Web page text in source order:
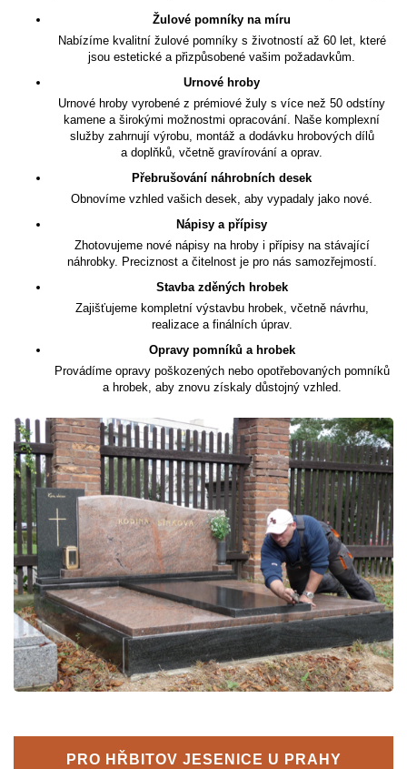
Žulové pomníky na míru
Nabízíme kvalitní žulové pomníky s životností až 60 let, které
jsou estetické a přizpůsobené vašim požadavkům.
Urnové hroby
Urnové hroby vyrobené z prémiové žuly s více než 50 odstíny
kamene a širokými možnostmi opracování. Naše komplexní
služby zahrnují výrobu, montáž a dodávku hrobových dílů
a doplňků, včetně gravírování a oprav.
Přebrušování náhrobních desek
Obnovíme vzhled vašich desek, aby vypadaly jako nové.
Nápisy a přípisy
Zhotovujeme nové nápisy na hroby i přípisy na stávající
náhrobky. Preciznost a čitelnost je pro nás samozřejmostí.
Stavba zděných hrobek
Zajišťujeme kompletní výstavbu hrobek, včetně návrhu,
realizace a finálních úprav.
Opravy pomníků a hrobek
Provádíme opravy poškozených nebo opotřebovaných pomníků
a hrobek, aby znovu získaly důstojný vzhled.
PRO HŘBITOV JESENICE U PRAHY